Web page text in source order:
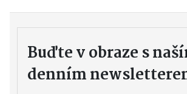
Buďte v obraze s
denním